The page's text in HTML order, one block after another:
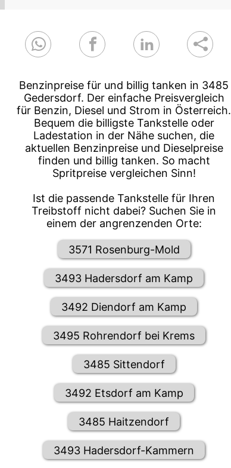
Benzinpreise für und billig tanken in 3485
Gedersdorf. Der einfache Preisvergleich
für Benzin, Diesel und Strom in Österreich.
Bequem die billigste Tankstelle oder
Ladestation in der Nähe suchen, die
aktuellen Benzinpreise und Dieselpreise
finden und billig tanken. So macht
Spritpreise vergleichen Sinn!
Ist die passende Tankstelle für Ihren
Treibstoff nicht dabei? Suchen Sie in
einem der angrenzenden Orte:
3571 Rosenburg-Mold
3493 Hadersdorf am Kamp
3492 Diendorf am Kamp
3495 Rohrendorf bei Krems
3485 Sittendorf
3492 Etsdorf am Kamp
3485 Haitzendorf
3493 Hadersdorf-Kammern